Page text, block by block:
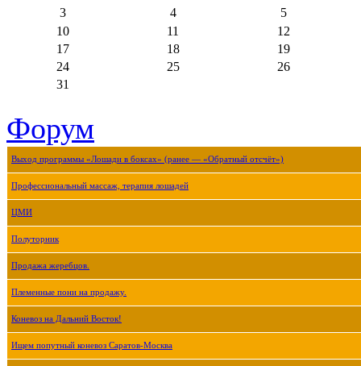
3 4
5
10
11
12
17
18
19
24
25
26
31
Форум
Выход программы «Лошади в боксах» (ранее — «Обратный отсчёт»)
Профессиональный массаж, терапия лошадей
ЦМИ
Полуторник
Продажа жеребцов.
Племенные пони на продажу.
Коневоз на Дальний Восток!
Ищем попутный коневоз Саратов-Москва